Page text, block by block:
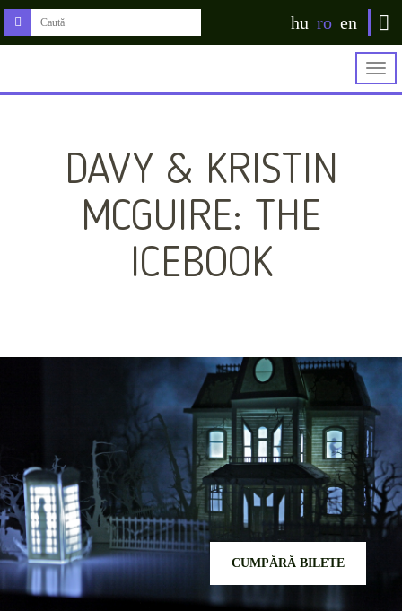
hu ro en
DAVY & KRISTIN
MCGUIRE: THE
ICEBOOK
CUMPĂRĂ BILETE